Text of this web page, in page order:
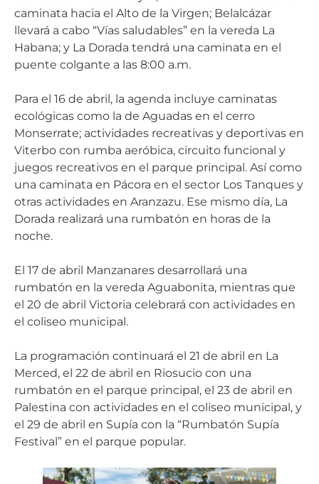
caminata hacia el Alto de la Virgen; Belalcázar
llevará a cabo “Vías saludables” en la vereda La
Habana; y La Dorada tendrá una caminata en el
puente colgante a las 8:00 a.m.
Para el 16 de abril, la agenda incluye caminatas
ecológicas como la de Aguadas en el cerro
Monserrate; actividades recreativas y deportivas en
Viterbo con rumba aeróbica, circuito funcional y
juegos recreativos en el parque principal. Así como
una caminata en Pácora en el sector Los Tanques y
otras actividades en Aranzazu. Ese mismo día, La
Dorada realizará una rumbatón en horas de la
noche.
El 17 de abril Manzanares desarrollará una
rumbatón en la vereda Aguabonita, mientras que
el 20 de abril Victoria celebrará con actividades en
el coliseo municipal.
La programación continuará el 21 de abril en La
Merced, el 22 de abril en Riosucio con una
rumbatón en el parque principal, el 23 de abril en
Palestina con actividades en el coliseo municipal, y
el 29 de abril en Supía con la “Rumbatón Supía
Festival” en el parque popular.